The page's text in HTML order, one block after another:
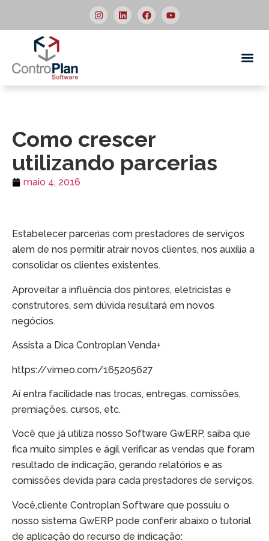
Como crescer
utilizando parcerias
maio 4, 2016
Estabelecer parcerias com prestadores de serviços
alem de nos permitir atrair novos clientes, nos auxilia a
consolidar os clientes existentes.
Aproveitar a influência dos pintores, eletricistas e
construtores, sem dúvida resultará em novos
negócios.
Assista a Dica Controplan Venda+
https://vimeo.com/165205627
Aí entra facilidade nas trocas, entregas, comissões,
premiações, cursos, etc.
Você que já utiliza nosso Software GwERP, saiba que
fica muito simples e ágil verificar as vendas que foram
resultado de indicação, gerando relatórios e as
comissões devida para cada prestadores de serviços.
Você,cliente Controplan Software que possuiu o
nosso sistema GwERP pode conferir abaixo o tutorial
de aplicação do recurso de indicação: